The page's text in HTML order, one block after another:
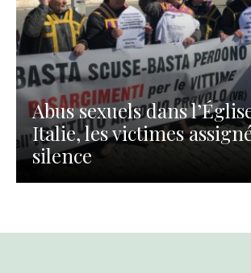
Abus sexuels dans
Italie, les victimes
silence